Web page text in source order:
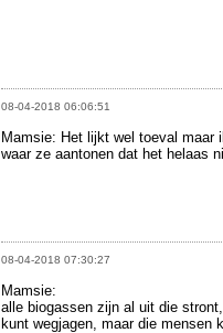
08-04-2018 06:06:51
Mamsie: Het lijkt wel toeval maar
waar ze aantonen dat het helaas
08-04-2018 07:30:27
Mamsie:
alle biogassen zijn al uit die
kunt wegjagen, maar die mensen